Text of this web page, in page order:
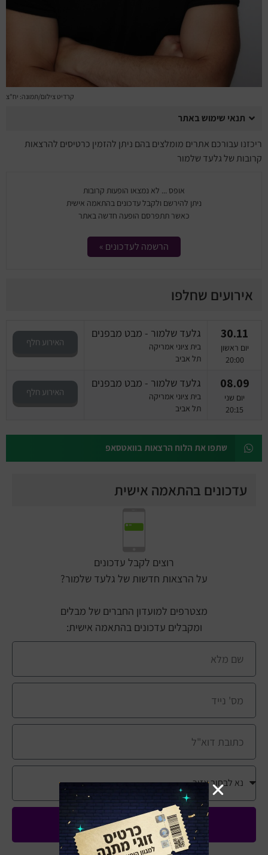
קרדיט צילום/תמונה: יח"צ
תנאי שימוש באתר
ריכזנו עבורכם אתרים מומלצים בהם ניתן להזמין כרטיסים להרצאות
קרובות של גלעד שלמור
אופס ... לא נמצאו הופעות קרובות
ניתן להירשם ולקבל עדכונים בהתאמה אישית
כאשר תתפרסם הופעה חדשה באתר
הרשמה לעדכונים »
אירועים שחלפו
30.11
יום ראשון
20:00
גלעד שלמור - מבט מבפנים
בית ציוני אמריקה
תל אביב
האירוע חלף
08.09
יום שני
20:15
גלעד שלמור - מבט מבפנים
בית ציוני אמריקה
תל אביב
האירוע חלף
שתפו את הלוח הרצאות בוואטסאפ
עדכונים בהתאמה אישית
רוצים לקבל עדכונים
על הרצאות חדשות של גלעד שלמור?
מצטרפים למועדון החברים של מבלים
ומקבלים עדכונים בהתאמה אישית:
שלחו לי עדכונים ומבצעים